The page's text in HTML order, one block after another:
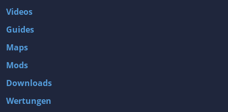
Videos
Guides
Maps
Mods
Downloads
Wertungen